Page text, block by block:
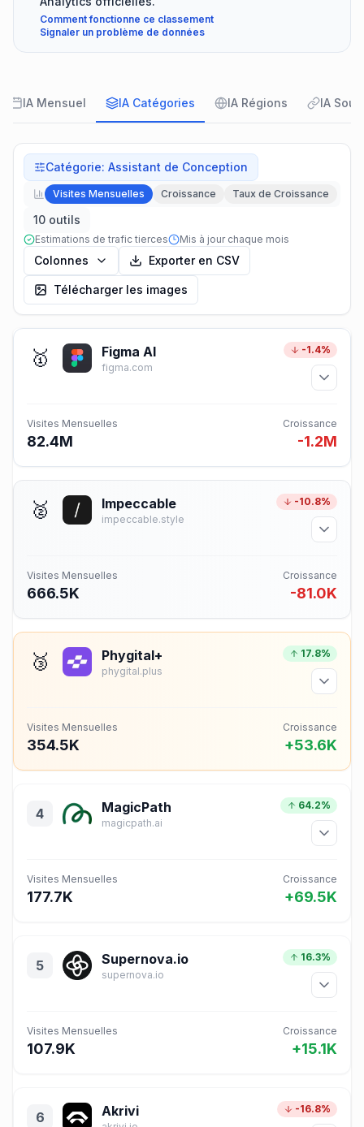
Comment fonctionne ce classement
Signaler un problème de données
IA Mensuel IA Catégories IA Régions IA
Catégorie: Assistant de Conception
Visites Mensuelles Croissance Taux de Croissance
10 outils
Estimations de trafic tierces Mis à jour chaque mois
Colonnes Exporter en CSV
Télécharger les images
🥇 Figma AI
figma.com
-1.4%
Visites Mensuelles
82.4M
Croissance
-1.2M
🥈 Impeccable
impeccable.style
-10.8%
Visites Mensuelles
666.5K
Croissance
-81.0K
🥉 Phygital+
phygital.plus
17.8%
Visites Mensuelles
354.5K
Croissance
+53.6K
4 MagicPath
magicpath.ai
64.2%
Visites Mensuelles
177.7K
Croissance
+69.5K
5 Supernova.io
supernova.io
16.3%
Visites Mensuelles
107.9K
Croissance
+15.1K
6 Akrivi -16.8%